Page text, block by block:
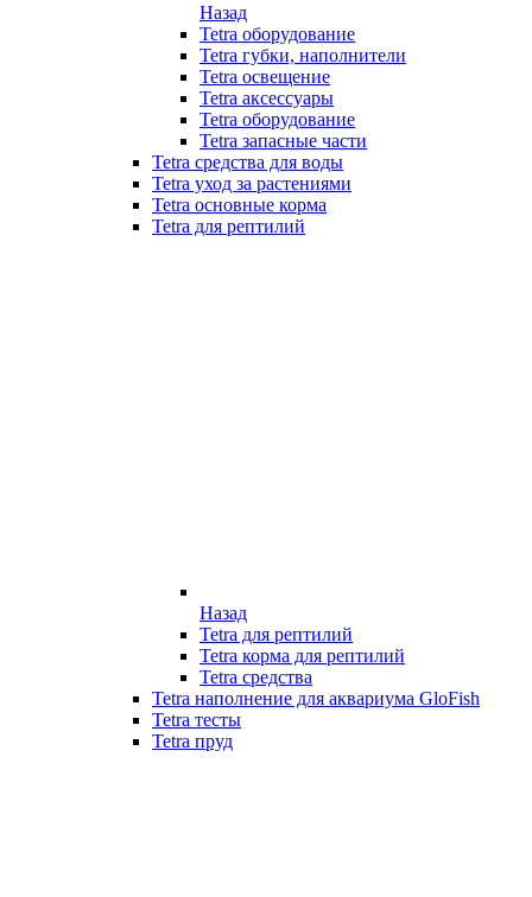
Назад
Tetra оборудование
Tetra губки, наполнители
Tetra освещение
Tetra аксессуары
Tetra оборудование
Tetra запасные части
Tetra средства для воды
Tetra уход за растениями
Tetra основные корма
Tetra для рептилий
Назад
Tetra для рептилий
Tetra корма для рептилий
Tetra средства
Tetra наполнение для аквариума GloFish
Tetra тесты
Tetra пруд